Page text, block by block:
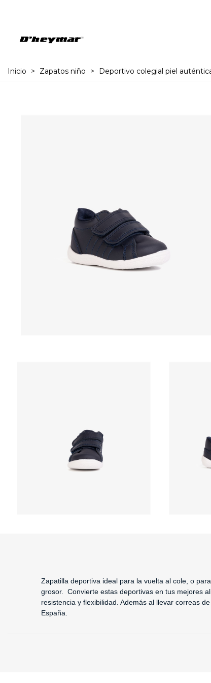
Inicio > Zapatos niño > Deportivo colegial piel
Zapatilla deportiva ideal para la vuelta al cole, o
grosor. Convierte estas deportivas en tus mejores
resistencia y flexibilidad. Además al llevar correas
España.